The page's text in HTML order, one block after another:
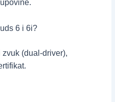
6 i 6i?
(dual-driver),